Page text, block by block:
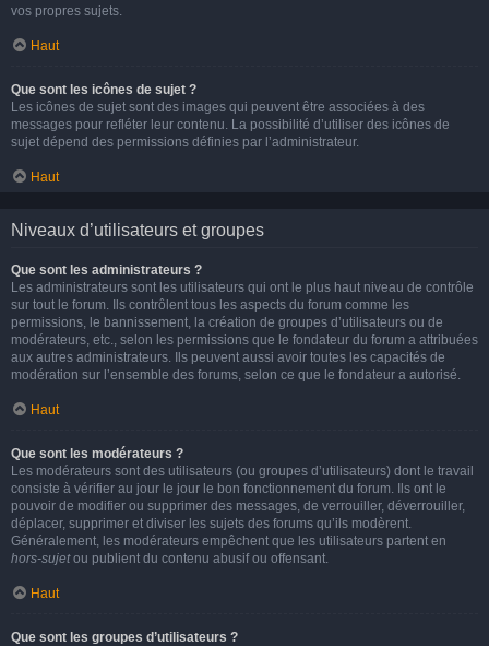
vos propres sujets.
Haut
Que sont les icônes de sujet ?
Les icônes de sujet sont des images qui peuvent être associées à des
messages pour refléter leur contenu. La possibilité d’utiliser des icônes de
sujet dépend des permissions définies par l’administrateur.
Haut
Niveaux d’utilisateurs et groupes
Que sont les administrateurs ?
Les administrateurs sont les utilisateurs qui ont le plus haut niveau de contrôle
sur tout le forum. Ils contrôlent tous les aspects du forum comme les
permissions, le bannissement, la création de groupes d’utilisateurs ou de
modérateurs, etc., selon les permissions que le fondateur du forum a attribuées
aux autres administrateurs. Ils peuvent aussi avoir toutes les capacités de
modération sur l’ensemble des forums, selon ce que le fondateur a autorisé.
Haut
Que sont les modérateurs ?
Les modérateurs sont des utilisateurs (ou groupes d’utilisateurs) dont le travail
consiste à vérifier au jour le jour le bon fonctionnement du forum. Ils ont le
pouvoir de modifier ou supprimer des messages, de verrouiller, déverrouiller,
déplacer, supprimer et diviser les sujets des forums qu’ils modèrent.
Généralement, les modérateurs empêchent que les utilisateurs partent en
hors-sujetou publient du contenu abusif ou offensant.
Haut
Que sont les groupes d’utilisateurs ?